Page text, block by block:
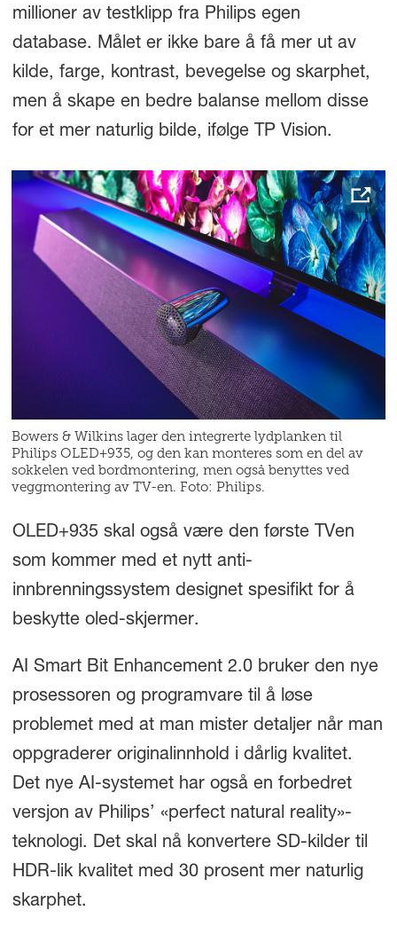
millioner av testklipp fra Philips egen
database. Målet er ikke bare å få mer ut av
kilde, farge, kontrast, bevegelse og skarphet,
men å skape en bedre balanse mellom disse
for et mer naturlig bilde, ifølge TP Vision.
Bowers & Wilkins lager den integrerte lydplanken til
Philips OLED+935, og den kan monteres som en del av
sokkelen ved bordmontering, men også benyttes ved
veggmontering av TV-en. Foto: Philips.
OLED+935 skal også være den første TVen
som kommer med et nytt anti-
innbrenningssystem designet spesifikt for å
beskytte oled-skjermer.
AI Smart Bit Enhancement 2.0 bruker den nye
prosessoren og programvare til å løse
problemet med at man mister detaljer når man
oppgraderer originalinnhold i dårlig kvalitet.
Det nye AI-systemet har også en forbedret
versjon av Philips’ «perfect natural reality»-
teknologi. Det skal nå konvertere SD-kilder til
HDR-lik kvalitet med 30 prosent mer naturlig
skarphet.